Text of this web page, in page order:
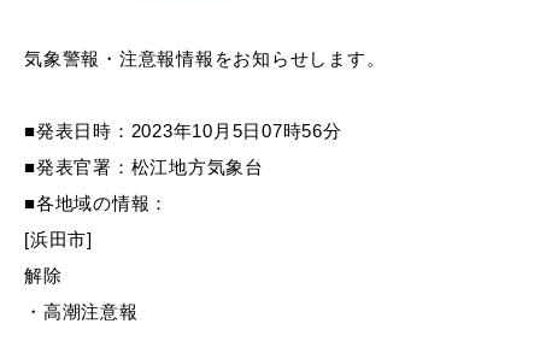
産業・ビジネス
教育・文化・
移住・定住
気象警報・注意報情報をお知らせします。
■発表日時：2023年10月5日07時56分
■発表官署：松江地方気象台
■各地域の情報：
[浜田市]
解除
・高潮注意報